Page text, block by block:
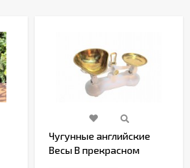
Чугунные английские
Весы В прекрасном